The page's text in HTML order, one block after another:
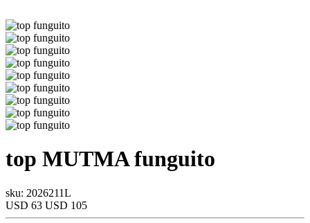
top MUTMAfunguito
sku: 2026211L
USD 63 USD 105